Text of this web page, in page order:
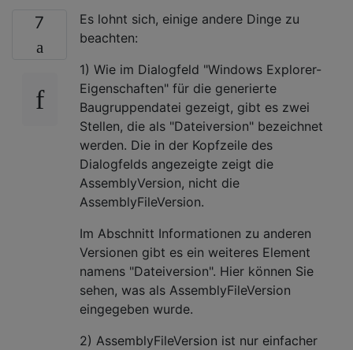
7
Es lohnt sich, einige andere Dinge zu
beachten:
1) Wie im Dialogfeld "Windows Explorer-
Eigenschaften" für die generierte
Baugruppendatei gezeigt, gibt es zwei
Stellen, die als "Dateiversion" bezeichnet
werden. Die in der Kopfzeile des
Dialogfelds angezeigte zeigt die
AssemblyVersion, nicht die
AssemblyFileVersion.
Im Abschnitt Informationen zu anderen
Versionen gibt es ein weiteres Element
namens "Dateiversion". Hier können Sie
sehen, was als AssemblyFileVersion
eingegeben wurde.
2) AssemblyFileVersion ist nur einfacher